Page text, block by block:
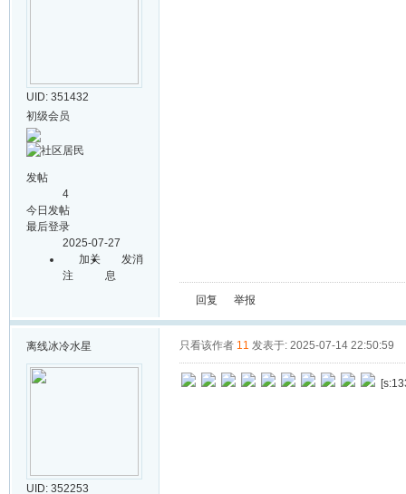
UID: 351432
初级会员
发帖
4
今日发帖
最后登录
2025-07-27
加关
注
发消
息
回复 举报
离线冰冷水星
UID: 352253
只看该作者 11 发表于: 2025-07-14 22:50:59